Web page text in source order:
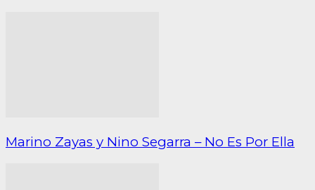
Marino Zayas y Nino Segarra – No Es Por Ella